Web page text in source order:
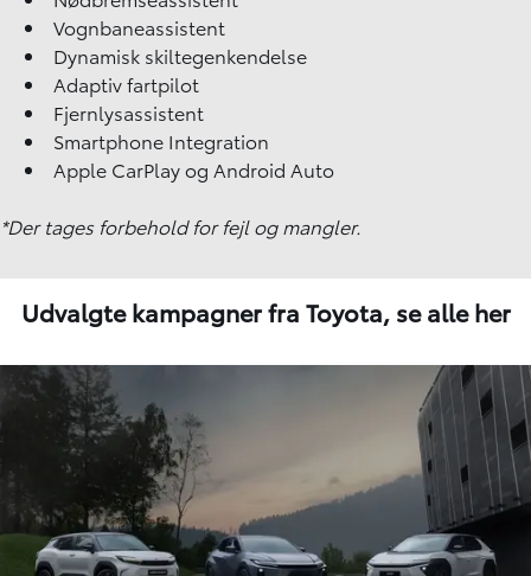
Vognbaneassistent
Dynamisk skiltegenkendelse
Adaptiv fartpilot
Fjernlysassistent
Smartphone Integration
Apple CarPlay og Android Auto
*Der tages forbehold for fejl og mangler.
Udvalgte kampagner fra Toyota, se alle her